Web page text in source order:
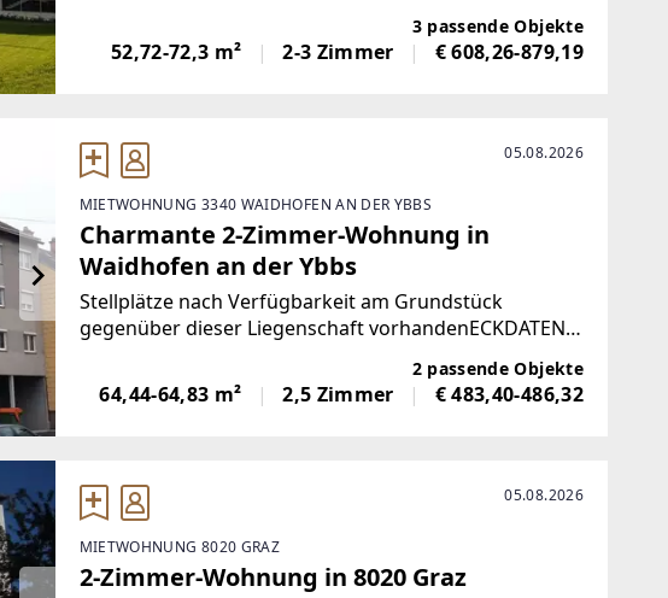
INTERESSE AN DIESER WOHNUNG?Schritt 1 |
unverbindliche Anfrage
3 passende Objekte
52,72-72,3 m² 2-3 Zimmer € 608,26-879,19
05.08.2026
MIETWOHNUNG 3340 WAIDHOFEN AN DER YBBS
Charmante 2-Zimmer-Wohnung in
Waidhofen an der Ybbs
Stellplätze nach Verfügbarkeit am Grundstück
gegenüber dieser Liegenschaft vorhandenECKDATEN
an der Ybbs * unbefristetes Mietverhältnis *
geförderte Wohnung
2 passende Objekte
64,44-64,83 m² 2,5 Zimmer € 483,40-486,32
05.08.2026
MIETWOHNUNG 8020 GRAZ
2-Zimmer-Wohnung in 8020 Graz